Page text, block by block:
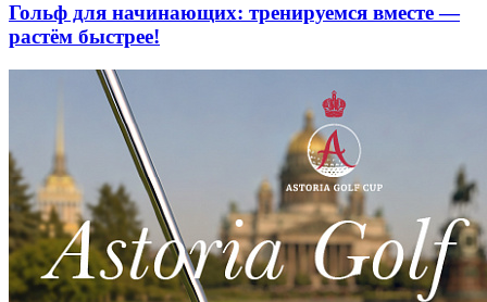
Гольф для начинающих: тренируемся вместе —
растём быстрее!